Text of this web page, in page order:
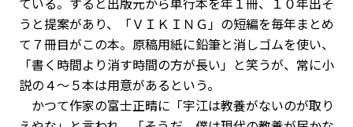
うと提案があり、「ＶＩＫＩＮＧ」の短編を毎年まとめ
て７冊目がこの本。原稿用紙に鉛筆と消しゴムを使い、
「書く時間より消す時間の方が長い」と笑うが、常に小
説の４〜５本は用意があるという。
かつて作家の富士正晴に「宇江は教養がないのが取り